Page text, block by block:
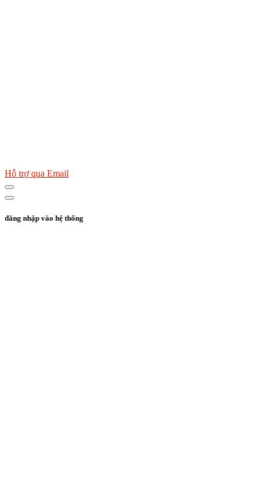
Hỗ trợ qua Email
đăng nhập vào hệ thống